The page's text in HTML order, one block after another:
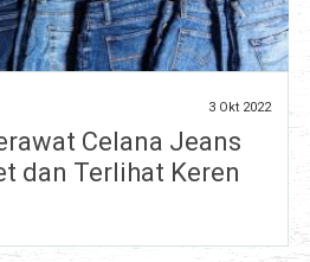
3 Okt 2022
Celana Jeans
dan Terlihat Keren